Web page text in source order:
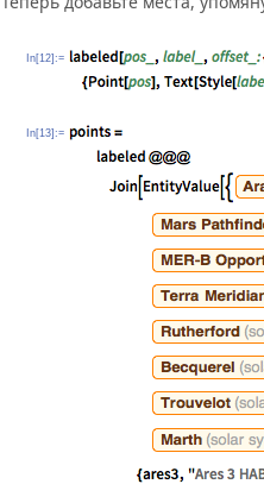
In[12]:=
In[13]:=